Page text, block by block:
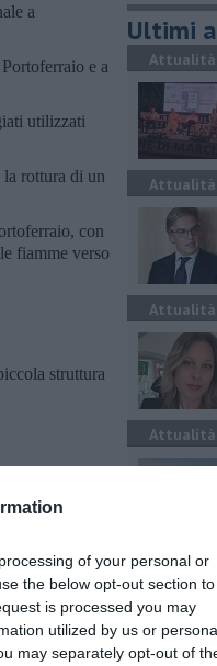
of your personal or
the below opt-out section to
is processed you may
utilized by us or
may separately opt-out of
a
e a
utilizzati
la rottura di un
con
fiamme verso
struttura
Arriva
Ultimi
Attualità
Attualità
Attualità
Attualità